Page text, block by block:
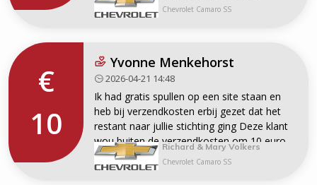
Chevrolet Camaro SS
€
10
Yvonne Menkehorst
2026-04-21 14:48
Ik had gratis spullen op een site staan en
heb bij verzendkosten erbij gezet dat het
restant naar jullie stichting ging Deze klant
wou buiten de verzendkosten om 10 euro
doneren
Richard & Mary Volkers
Chevrolet Camaro SS